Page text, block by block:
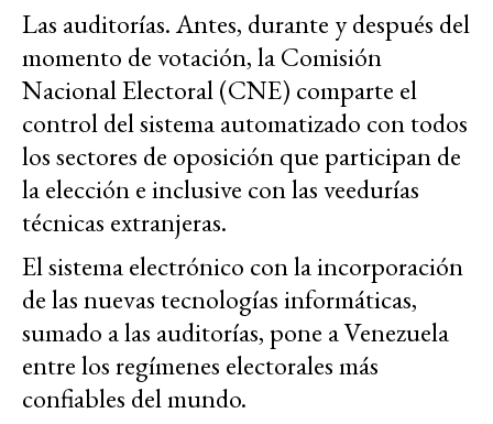
Las auditorías. Antes, durante y después del
momento de votación, la Comisión
Nacional Electoral (CNE) comparte el
control del sistema automatizado con todos
los sectores de oposición que participan de
la elección e inclusive con las veedurías
técnicas extranjeras.
El sistema electrónico con la incorporación
de las nuevas tecnologías informáticas,
sumado a las auditorías, pone a Venezuela
entre los regímenes electorales más
confiables del mundo.